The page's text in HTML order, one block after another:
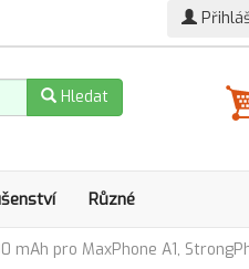
Hledat
Různé
mAh pro MaxPhone A1,